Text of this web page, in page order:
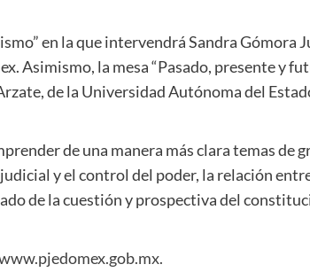
en la que intervendrá Sandra Gómora
Asimismo, la mesa “Pasado, presente y
de la Universidad Autónoma del
de una manera más clara temas de
y el control del poder, la relación
de la cuestión y prospectiva del